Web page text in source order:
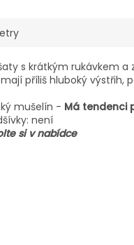
s krátkým rukávkem
příliš hluboký výstřih,
mušelín - Má tendenci
není
si v nabídce